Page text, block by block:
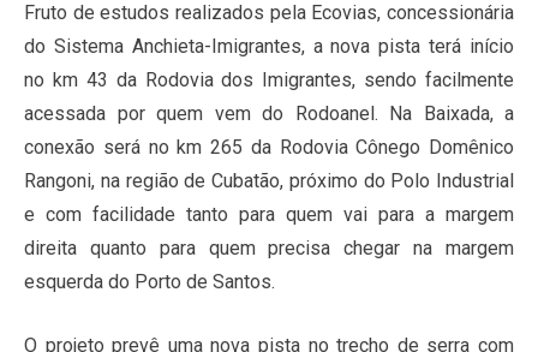
Fruto de estudos realizados pela Ecovias, concessionária
do Sistema Anchieta-Imigrantes, a nova pista terá início
no km 43 da Rodovia dos Imigrantes, sendo facilmente
acessada por quem vem do Rodoanel. Na Baixada, a
conexão será no km 265 da Rodovia Cônego Domênico
Rangoni, na região de Cubatão, próximo do Polo Industrial
e com facilidade tanto para quem vai para a margem
direita quanto para quem precisa chegar na margem
esquerda do Porto de Santos.
O projeto prevê uma nova pista no trecho de serra com